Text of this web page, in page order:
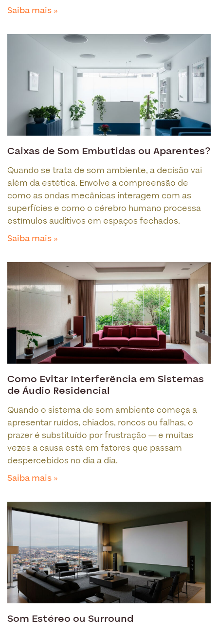
Saiba mais »
Caixas de Som Embutidas ou Aparentes?
Quando se trata de som ambiente, a decisão vai
além da estética. Envolve a compreensão de
como as ondas mecânicas interagem com as
superfícies e como o cérebro humano processa
estímulos auditivos em espaços fechados.
Saiba mais »
Como Evitar Interferência em Sistemas
de Áudio Residencial
Quando o sistema de som ambiente começa a
apresentar ruídos, chiados, roncos ou falhas, o
prazer é substituído por frustração — e muitas
vezes a causa está em fatores que passam
despercebidos no dia a dia.
Saiba mais »
Som Estéreo ou Surround